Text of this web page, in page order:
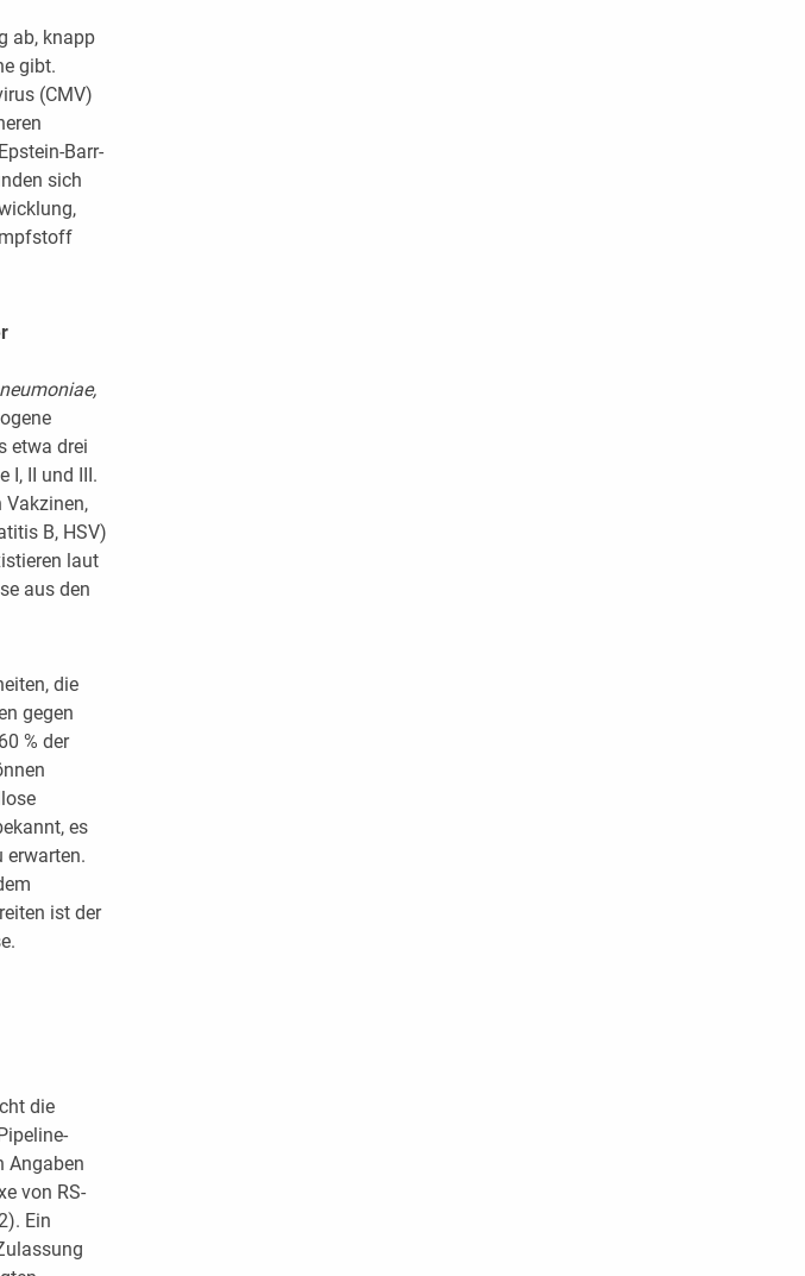
ab, knapp
gibt.
(CMV)
Barr-
sich
etwa drei
I, II und III.
Vakzinen,
B, HSV)
laut
aus den
die
gegen
% der
es
erwarten.
ist der
die
Angaben
von RS-
Ein